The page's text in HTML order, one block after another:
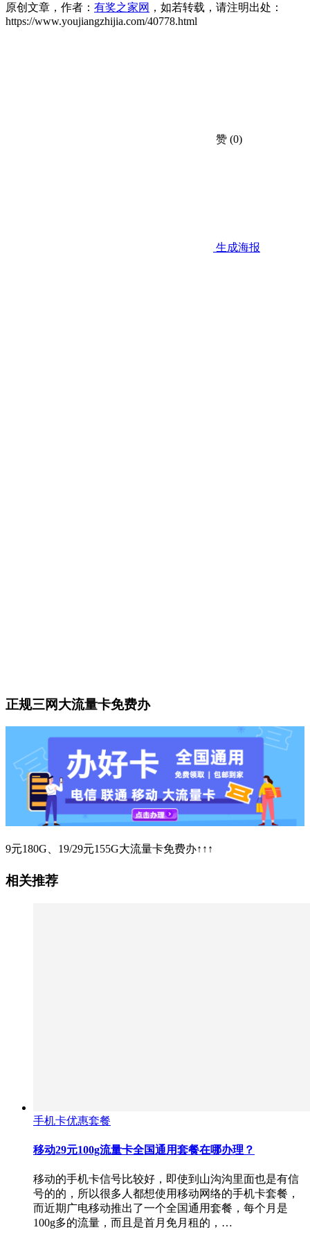
原创文章，作者： 有奖之家网 ，如若转载，请注明出处：
https://www.youjiangzhijia.com/40778.html
赞 (0)
生成海报
正规三网大流量卡免费办
9元180G、19/29元155G大流量卡免费办↑↑↑
相关推荐
手机卡优惠套餐
移动29元100g流量卡全国通用套餐在哪办理？
移动的手机卡信号比较好，即使到山沟沟里面也是有信
号的的，所以很多人都想使用移动网络的手机卡套餐，
而近期广电移动推出了一个全国通用套餐，每个月是
100g多的流量，而且是首月免月租的，…